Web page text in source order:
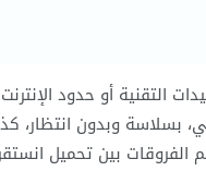
التقنية أو حدود الإنترنت
بسلاسة وبدون انتظار،
الفروقات بين تحميل